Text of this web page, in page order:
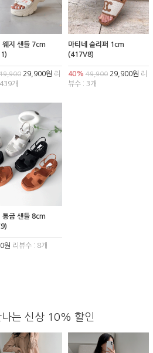
웨지 샌들 7cm
29,900원 리
개
마티네 슬리퍼 1cm
(417V8)
40% 49,90029,900원 리
뷰수 : 3개
통굽 샌들 8cm
원 리뷰수 : 8개
나는 신상 10% 할인